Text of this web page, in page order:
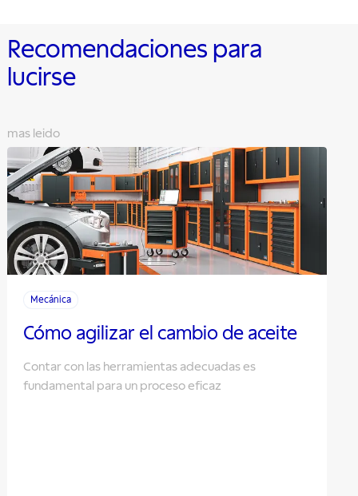
Recomendaciones para
lucirse
mas leido
Mecánica
Cómo agilizar el cambio de aceite
Contar con las herramientas adecuadas es
fundamental para un proceso eficaz